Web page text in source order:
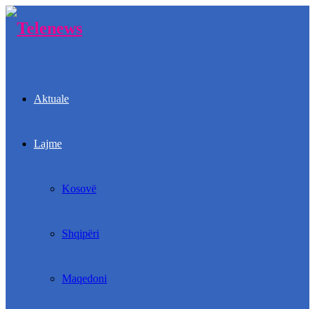
Aktuale
Lajme
Kosovë
Shqipëri
Maqedoni